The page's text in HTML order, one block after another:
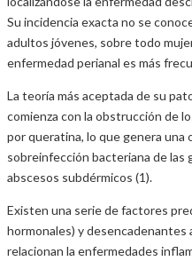
Su incidencia exacta no se
adultos jóvenes, sobre todo
enfermedad perianal es más
La teoría más aceptada de su
comienza con la obstrucción de
por queratina, lo que genera
sobreinfección bacteriana de las
abscesos subdérmicos (1).
Existen una serie de factores
hormonales) y
relacionan la enfermedades